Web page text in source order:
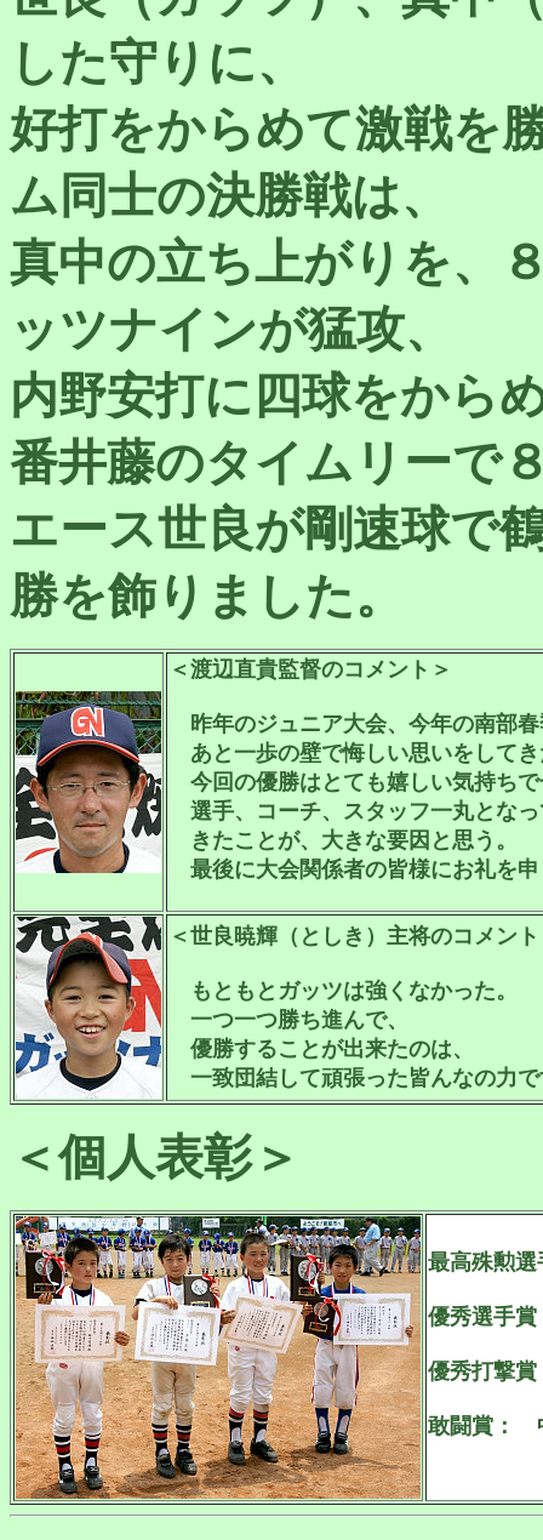
した守りに、
好打をからめて激戦を
ム同士の決勝戦は、
真中の立ち上がりを、
ッツナインが猛攻、
内野安打に四球をから
番井藤のタイムリーで
エース世良が剛速球で
勝を飾りました。
＜渡辺直貴監督のコメント＞
昨年のジュニア大会、今年の南部
あと一歩の壁で悔しい思いをして
今回の優勝はとても嬉しい気持ち
選手、コーチ、スタッフ一丸とな
きたことが、大きな要因と思う。
最後に大会関係者の皆様にお礼を
＜世良暁輝（としき）主将のコメン
もともとガッツは強くなかった。
一つ一つ勝ち進んで、
優勝することが出来たのは、
一致団結して頑張った皆んなの力
＜個人表彰＞
最高殊勲
優秀選手
優秀打撃
敢闘賞：